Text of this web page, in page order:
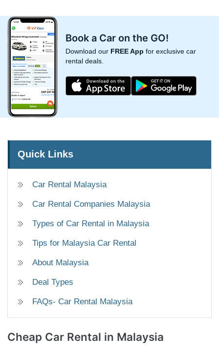
Book a Car on the GO!
Download our FREE App for exclusive car
rental deals.
Quick Links
Car Rental Malaysia
Car Rental Companies Malaysia
Types of Car Rental in Malaysia
Tips for Malaysia Car Rental
About Malaysia
Deal Types
FAQs- Car Rental Malaysia
Cheap Car Rental in Malaysia